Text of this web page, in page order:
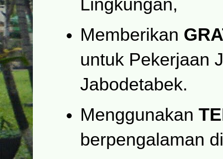
Lingkungan,
Memberikan
untuk Pekerjaan
Jabodetabek.
Menggunakan
berpengalaman